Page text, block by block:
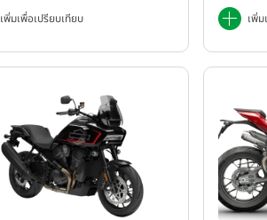
เพิ่มเพื่อเปรียบเทียบ เพิ่